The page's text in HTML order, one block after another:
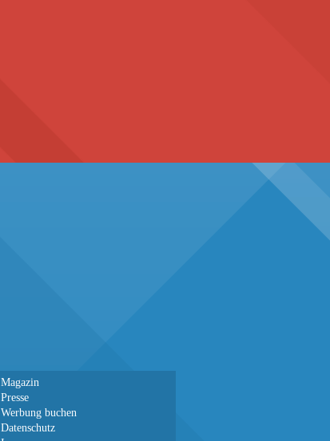
Magazin
Presse
Werbung buchen
Datenschutz